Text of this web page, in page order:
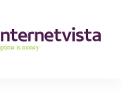
مراقبة